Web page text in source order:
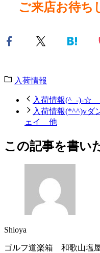
ご来店お待ち
入荷情報
入荷情報(^_-)-☆
入荷情報(*^^)vダ
ェイ 他
この記事を書い
Shioya
ゴルフ道楽箱 和歌山塩